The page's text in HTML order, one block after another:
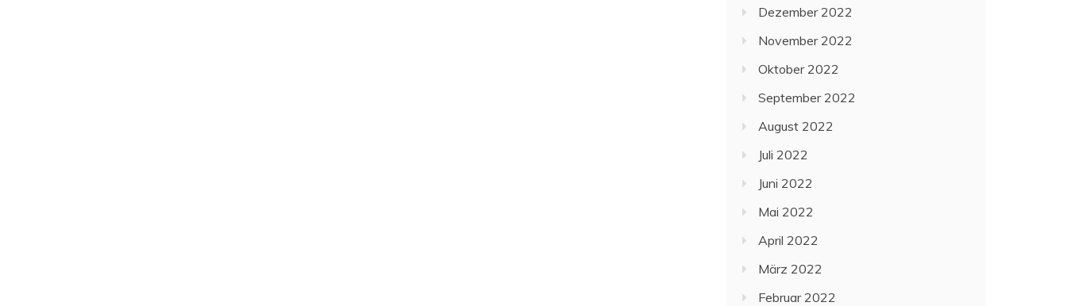
Dezember 2022
November 2022
Oktober 2022
September 2022
August 2022
Juli 2022
Juni 2022
Mai 2022
April 2022
März 2022
Februar 2022